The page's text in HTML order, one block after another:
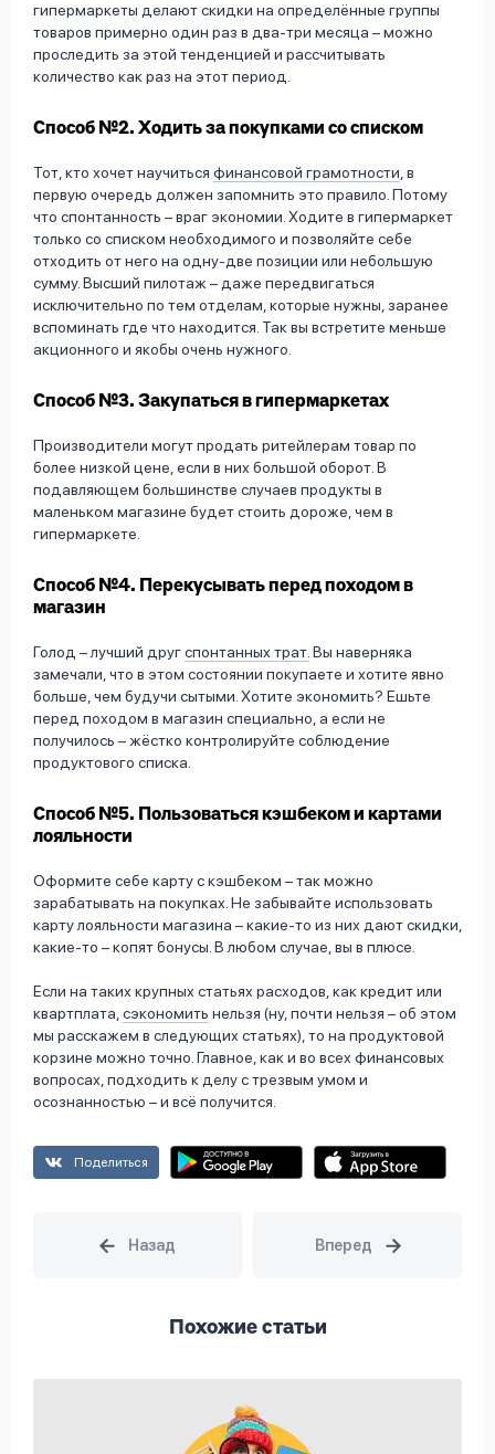
гипермаркеты делают скидки на определённые группы
товаров примерно один раз в два-три месяца – можно
проследить за этой тенденцией и рассчитывать
количество как раз на этот период.
Способ №2. Ходить за покупками со списком
Тот, кто хочет научиться финансовой грамотности, в
первую очередь должен запомнить это правило. Потому
что спонтанность – враг экономии. Ходите в гипермаркет
только со списком необходимого и позволяйте себе
отходить от него на одну-две позиции или небольшую
сумму. Высший пилотаж – даже передвигаться
исключительно по тем отделам, которые нужны, заранее
вспоминать где что находится. Так вы встретите меньше
акционного и якобы очень нужного.
Способ №3. Закупаться в гипермаркетах
Производители могут продать ритейлерам товар по
более низкой цене, если в них большой оборот. В
подавляющем большинстве случаев продукты в
маленьком магазине будет стоить дороже, чем в
гипермаркете.
Способ №4. Перекусывать перед походом в
магазин
Голод – лучший другспонтанных трат.Вы наверняка
замечали, что в этом состоянии покупаете и хотите явно
больше, чем будучи сытыми. Хотите экономить? Ешьте
перед походом в магазин специально, а если не
получилось – жёстко контролируйте соблюдение
продуктового списка.
Способ №5. Пользоваться кэшбеком и картами
лояльности
Оформите себе карту с кэшбеком – так можно
зарабатывать на покупках. Не забывайте использовать
карту лояльности магазина – какие-то из них дают скидки,
какие-то – копят бонусы. В любом случае, вы в плюсе.
Если на таких крупных статьях расходов, как кредит или
квартплата,сэкономить нельзя (ну, почти нельзя – об этом
мы расскажем в следующих статьях), то на продуктовой
корзине можно точно. Главное, как и во всех финансовых
вопросах, подходить к делу с трезвым умом и
осознанностью – и всё получится.
Поделиться
Похожие статьи